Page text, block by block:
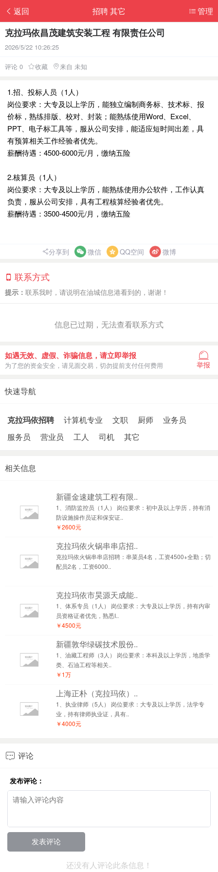
返回 管理
招聘 其它
克拉玛依昌茂建筑安装工程 有限责任公司
2026/5/22 10:26:25
评论 0 收藏 来自 未知
1.招、投标人员（1人）
岗位要求：大专及以上学历，能独立编制商务标、技术标、报
价标，熟练排版、校对、封装；能熟练使用Word、Excel、
PPT、电子标工具等，服从公司安排，能适应短时间出差，具
有预算相关工作经验者优先。
薪酬待遇：4500-6000元/月，缴纳五险
2.核算员（1人）
岗位要求：大专及以上学历，能熟练使用办公软件，工作认真
负责，服从公司安排，具有工程核算经验者优先。
薪酬待遇：3500-4500元/月，缴纳五险
分享到 微信 QQ空间 微博
联系方式
提示： 联系我时，请说明在油城信息港看到的，谢谢！
信息已过期，无法查看联系方式
如遇无效、虚假、诈骗信息，请立即举报
为了您的资金安全，请见面交易，切勿提前支付任何费用 举报
快速导航
克拉玛依招聘 计算机专业 文职 厨师
业务员
服务员
营业员 工人 司机 其它
相关信息
新疆金速建筑工程有限..
1、消防监控员（1人） 岗位要求：初中及以上学历，持有消
防设施操作员证和保安证..
￥2600元
克拉玛依火锅串串店招..
克拉玛依火锅串串店招聘：串菜员4名，工资4500+全勤；切
配员2名，工资6000..
克拉玛依市昊源天成能..
1、体系专员（1人） 岗位要求：大专及以上学历，持有内审
员资格证者优先，熟悉I..
￥4500元
新疆敦华绿碳技术股份..
1、油藏工程师（3人） 岗位要求：本科及以上学历，地质学
类、石油工程等相关..
￥1万
上海正朴（克拉玛依）..
1、执业律师（5人） 岗位要求：大专及以上学历，法学专
业，持有律师执业证，具有..
￥4000元
 评论
发布评论：
还没有人评论此条信息！